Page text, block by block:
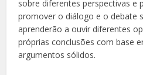
sobre diferentes perspectivas e
promover o diálogo e o debate
aprenderão a ouvir diferentes
próprias conclusões com base
argumentos sólidos.